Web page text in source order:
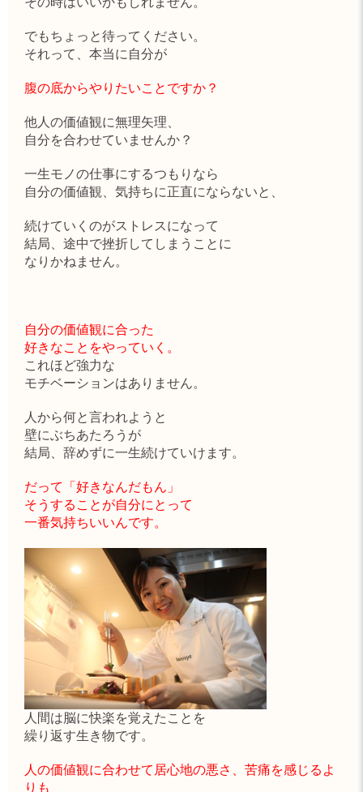
でもちょっと待ってください。
それって、本当に自分が
腹の底からやりたいことですか？
他人の価値観に無理矢理、
自分を合わせていませんか？
一生モノの仕事にするつもりなら
自分の価値観、気持ちに正直にならないと、
続けていくのがストレスになって
結局、途中で挫折してしまうことに
なりかねません。
自分の価値観に合った
好きなことをやっていく。
これほど強力な
モチベーションはありません。
人から何と言われようと
壁にぶちあたろうが
結局、辞めずに一生続けていけます。
だって「好きなんだもん」
そうすることが自分にとって
一番気持ちいいんです。
人間は脳に快楽を覚えたことを
繰り返す生き物です。
人の価値観に合わせて居心地の悪さ、苦痛を感じるよ
りも